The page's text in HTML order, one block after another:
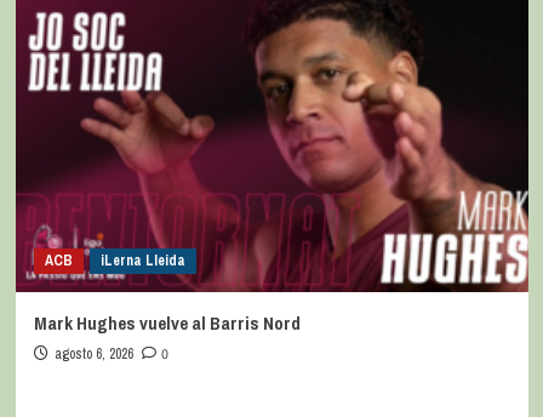
ACB iLerna Lleida
Mark Hughes vuelve al Barris Nord
agosto 6, 2026 0